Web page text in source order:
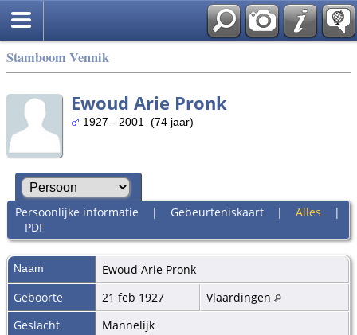
Stamboom Vennik
Ewoud Arie Pronk
1927 - 2001 (74 jaar)
Persoonlijke informatie | Gebeurteniskaart| Alles |
PDF
Naam Ewoud Arie Pronk
Geboorte
21 feb 1927
Vlaardingen
Geslacht
Mannelijk